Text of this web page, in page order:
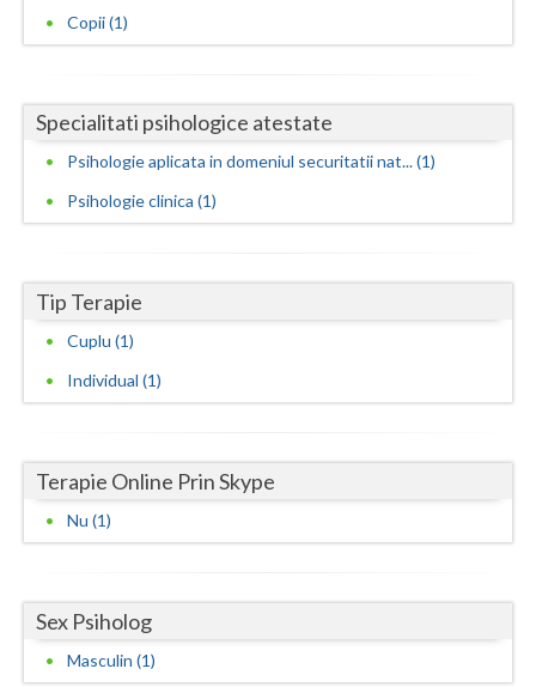
Ilfov
Mehedinti
Mures
Neamt
Prahova
Satu-Mare
Suceava
Teleorman
Tulcea
Copii (1)
Specialitati psihologice atestate
Psihologie aplicata in domeniul securitatii nat... (1)
Psihologie clinica (1)
Tip Terapie
Cuplu (1)
Individual (1)
Terapie Online Prin Skype
Nu (1)
Sex Psiholog
Masculin (1)